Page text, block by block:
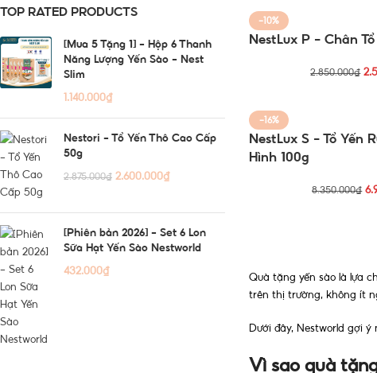
TOP RATED PRODUCTS
[Mua 5 Tặng 1] - Hộp 6 Thanh
Năng Lượng Yến Sào - Nest
Slim
1.140.000₫
Nestori - Tổ Yến Thô Cao Cấp
50g
2.875.000₫ 2.600.000₫
[Phiên bản 2026] - Set 6 Lon
Sữa Hạt Yến Sào Nestworld
432.000₫
-10%
NestLux P – Chân
2.850.000₫
-16%
NestLux S – Tổ Yến
Hình 100g
8.350.000₫
Quà tặng yến sào là lựa
trên thị trường, không ít
Dưới đây, Nestworld gợi
Vì sao quà